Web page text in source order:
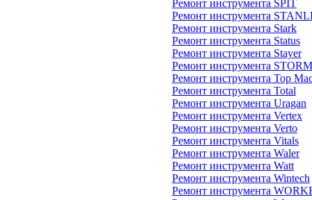
Ремонт инструмента SPIT
Ремонт инструмента
Ремонт инструмента Stark
Ремонт инструмента Status
Ремонт инструмента Stayer
Ремонт инструмента STORM
Ремонт инструмента Top
Ремонт инструмента Total
Ремонт инструмента Uragan
Ремонт инструмента Vertex
Ремонт инструмента Verto
Ремонт инструмента Vitals
Ремонт инструмента Waler
Ремонт инструмента Watt
Ремонт инструмента Wintech
Ремонт инструмента